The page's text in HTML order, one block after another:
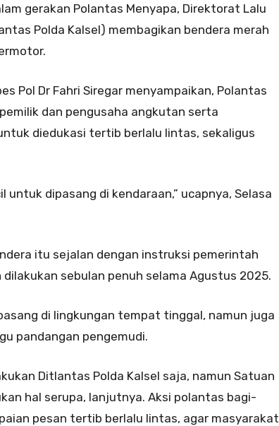
gerakan Polantas Menyapa, Direktorat Lalu
Polda Kalsel) membagikan bendera merah
Pol Dr Fahri Siregar menyampaikan, Polantas
dan pengusaha angkutan serta
diedukasi tertib berlalu lintas, sekaligus
untuk dipasang di kendaraan,” ucapnya, Selasa
itu sejalan dengan instruksi pemerintah
sebulan penuh selama Agustus 2025.
di lingkungan tempat tinggal, namun juga
pandangan pengemudi.
Ditlantas Polda Kalsel saja, namun Satuan
hal serupa, lanjutnya. Aksi polantas bagi-
pesan tertib berlalu lintas, agar masyarakat